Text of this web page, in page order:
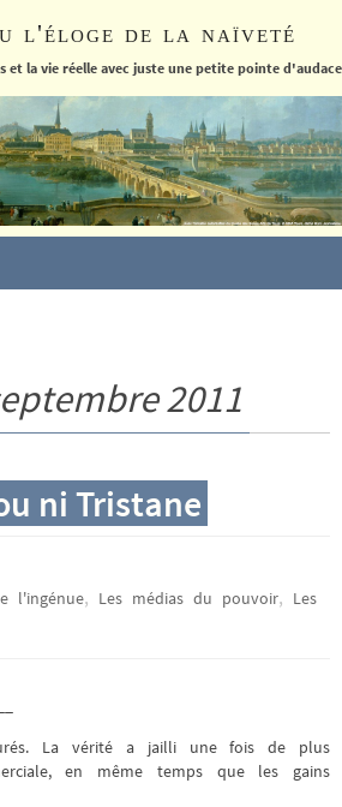
l'éloge de la naïveté
et la vie réelle avec juste une petite pointe d'audace
2011
ni Tristane
l'ingénue, Les médias du pouvoir, Les
La vérité a jailli une fois de plus
en même temps que les gains